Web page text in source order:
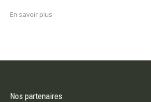
En savoir plus
Nos partenaires